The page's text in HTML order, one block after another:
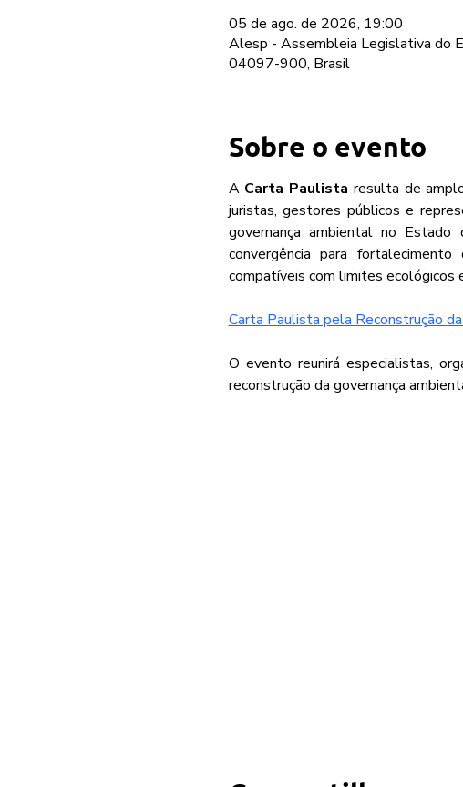
05 de ago. de 2026, 19:00
Alesp - Assembleia Legislativa do
04097-900, Brasil
Sobre o evento
A Carta Paulista resulta de
juristas, gestores públicos e
governança ambiental no
convergência para
compatíveis com limites ecológicos
Carta Paulista pela Reconstrução
O evento reunirá especialistas,
reconstrução da governança